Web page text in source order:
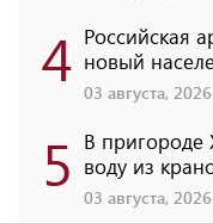
4 Российская
новый
03 августа,
5 В пригороде
воду из
03 августа,